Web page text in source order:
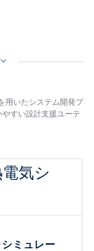
用いたシステム開発プ
すい設計支援ユーテ
気シ
ミュレー